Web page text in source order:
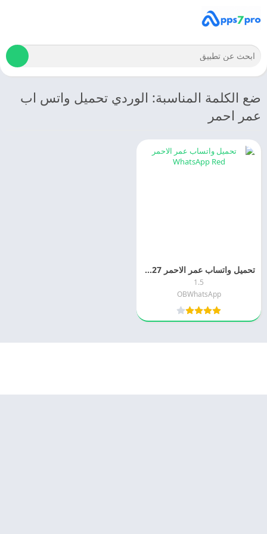
ضع الكلمة المناسبة: الوردي تحميل واتس اب
عمر احمر
تحميل واتساب عمر الاحمر 2027 WhatsApp Red APK احدث اصدار
1.5
OBWhatsApp